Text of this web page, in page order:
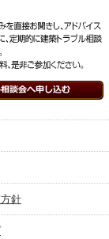
針